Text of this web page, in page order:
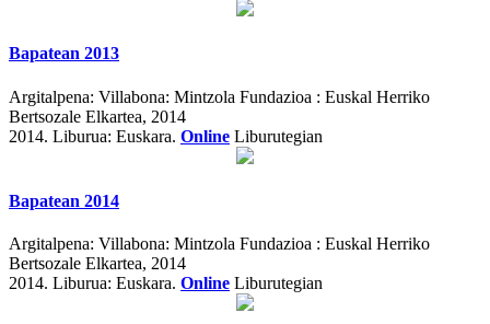
Bapatean 2013
Argitalpena: Villabona: Mintzola Fundazioa : Euskal Herriko
Bertsozale Elkartea, 2014
2014. Liburua: Euskara. Online Liburutegian
Bapatean 2014
Argitalpena: Villabona: Mintzola Fundazioa : Euskal Herriko
Bertsozale Elkartea, 2014
2014. Liburua: Euskara. Online Liburutegian